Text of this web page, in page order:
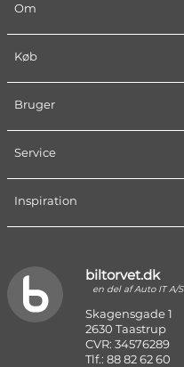
Om
Køb
Bruger
Service
Inspiration
biltorvet.dk
en del af Auto IT A/S
Skagensgade 1
2630 Taastrup
CVR: 34576289
Tlf.: 88 82 62 60